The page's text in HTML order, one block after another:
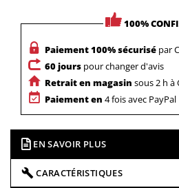
100%
Paiement 100% sécurisé par
60 jours pour changer d'avis
Retrait en magasin sous 2 h à
Paiement en 4 fois avec PayPal
EN SAVOIR PLUS
CARACTÉRISTIQUES